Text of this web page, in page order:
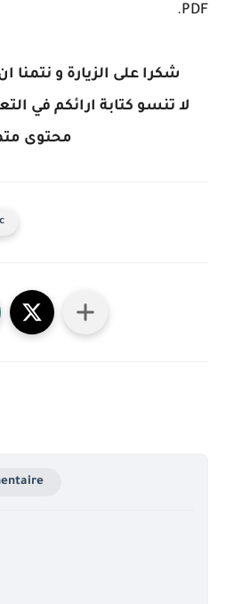
PDF.
شكرا على الزيارة و
لا تنسو كتابة ارائكم في
محتوى